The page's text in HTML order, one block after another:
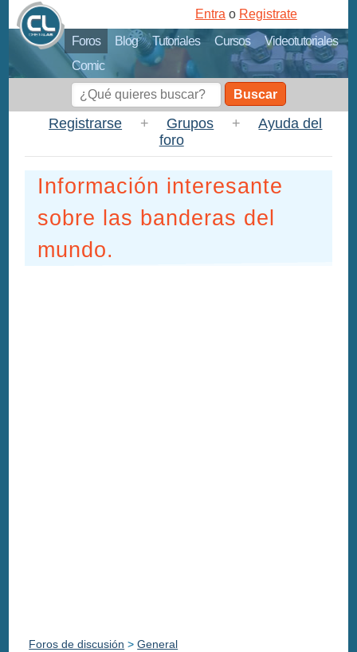
Foros Blog Tutoriales Cursos
Videotutoriales
Comic
Entra o Registrate
Buscar
Registrarse + Grupos +
Ayuda del
foro
Información interesante
sobre las banderas del
mundo.
Foros de discusión >General